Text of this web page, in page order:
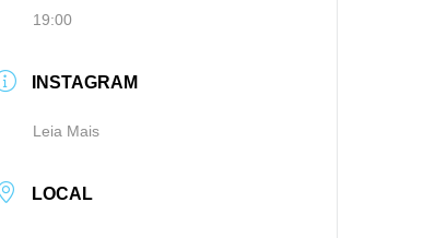
19:00
INSTAGRAM
Leia Mais
LOCAL